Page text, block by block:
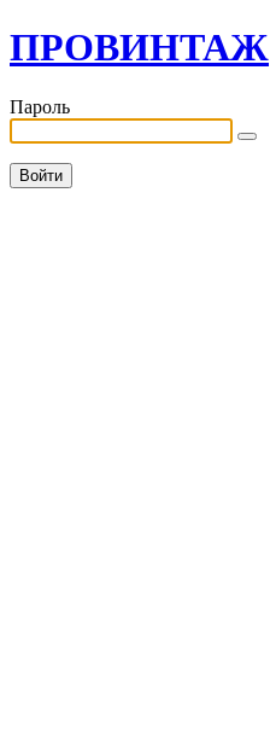
ПРОВИНТАЖ
Пароль